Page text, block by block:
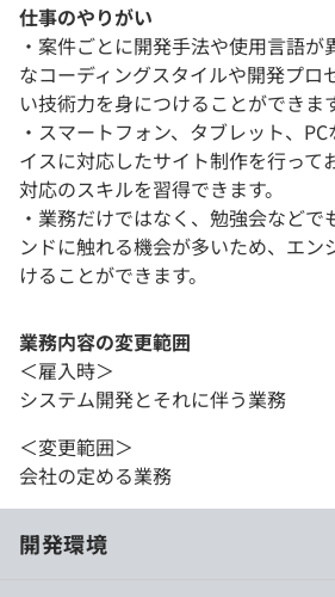
仕事のやりがい
・案件ごとに開発手法や使用言語が
なコーディングスタイルや開発プロ
い技術力を身につけることができます
・スマートフォン、タブレット、
イスに対応したサイト制作を行って
対応のスキルを習得できます。
・業務だけではなく、勉強会など
ンドに触れる機会が多いため、エン
けることができます。
業務内容の変更範囲
＜雇入時＞
システム開発とそれに伴う業務
＜変更範囲＞
会社の定める業務
開発環境